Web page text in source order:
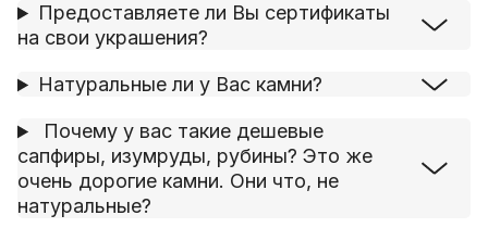
Предоставляете ли Вы сертификаты
на свои украшения?
Натуральные ли у Вас камни?
Почему у вас такие дешевые
сапфиры, изумруды, рубины? Это же
очень дорогие камни. Они что, не
натуральные?